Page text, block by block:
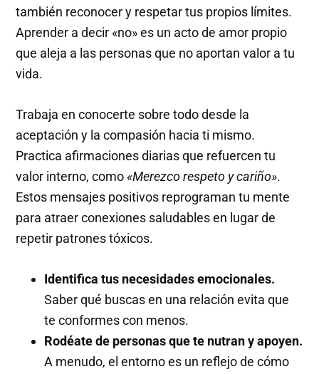
también reconocer y respetar tus propios límites.
Aprender a decir «no» es un acto de amor propio
que aleja a las personas que no aportan valor a tu
vida.
Trabaja en conocerte sobre todo desde la
aceptación y la compasión hacia ti mismo.
Practica afirmaciones diarias que refuercen tu
valor interno, como«Merezco respeto y cariño».
Estos mensajes positivos reprograman tu mente
para atraer conexiones saludables en lugar de
repetir patrones tóxicos.
Identifica tus necesidades emocionales.
Saber qué buscas en una relación evita que
te conformes con menos.
Rodéate de personas que te nutran y apoyen.
A menudo, el entorno es un reflejo de cómo